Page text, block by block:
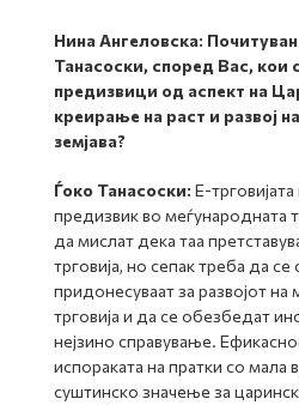
Нина Ангеловска:
Танасоски, според Вас, кои
предизвици од аспект на
креирање на раст и развој
земјава?
Ѓоко Танасоски: Е-
предизвик во меѓународната
да мислат дека таа
трговија, но сепак треба да
придонесуваат за развојот на
трговија и да се обезбедат
нејзино справување.
испораката на пратки со мала
суштинско значење за